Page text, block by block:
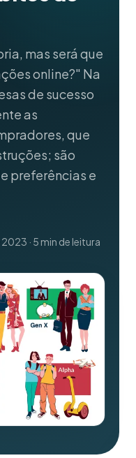
mas será que
online?" Na
de sucesso
as
que
são
preferências e
· 5 min de leitura